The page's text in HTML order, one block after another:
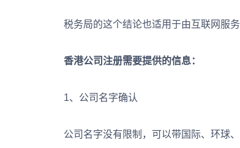
税务局的这个结论也适用于由互联网服务
香港公司注册需要提供的信息：
1、公司名字确认
公司名字没有限制，可以带国际、环球、